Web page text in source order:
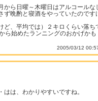
から日曜～木曜日はアルコールな
ず晩酌と寝酒をやっていたのです
ど、平均では）２キロくらい落ち
ら始めたランニングのおかげかも
2005/03/12
は、わかりやすいですね。